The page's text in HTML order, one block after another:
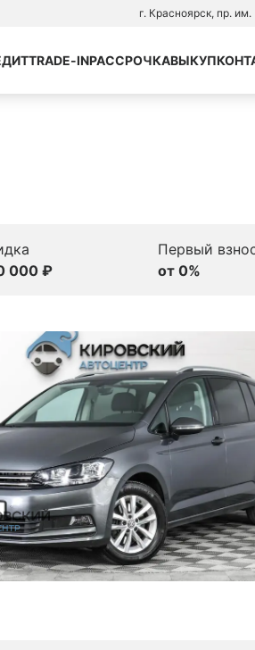
г. Красноярск, пр.
TRADE-INРАССРОЧКАВЫКУП
000 ₽
Первый
от 0%